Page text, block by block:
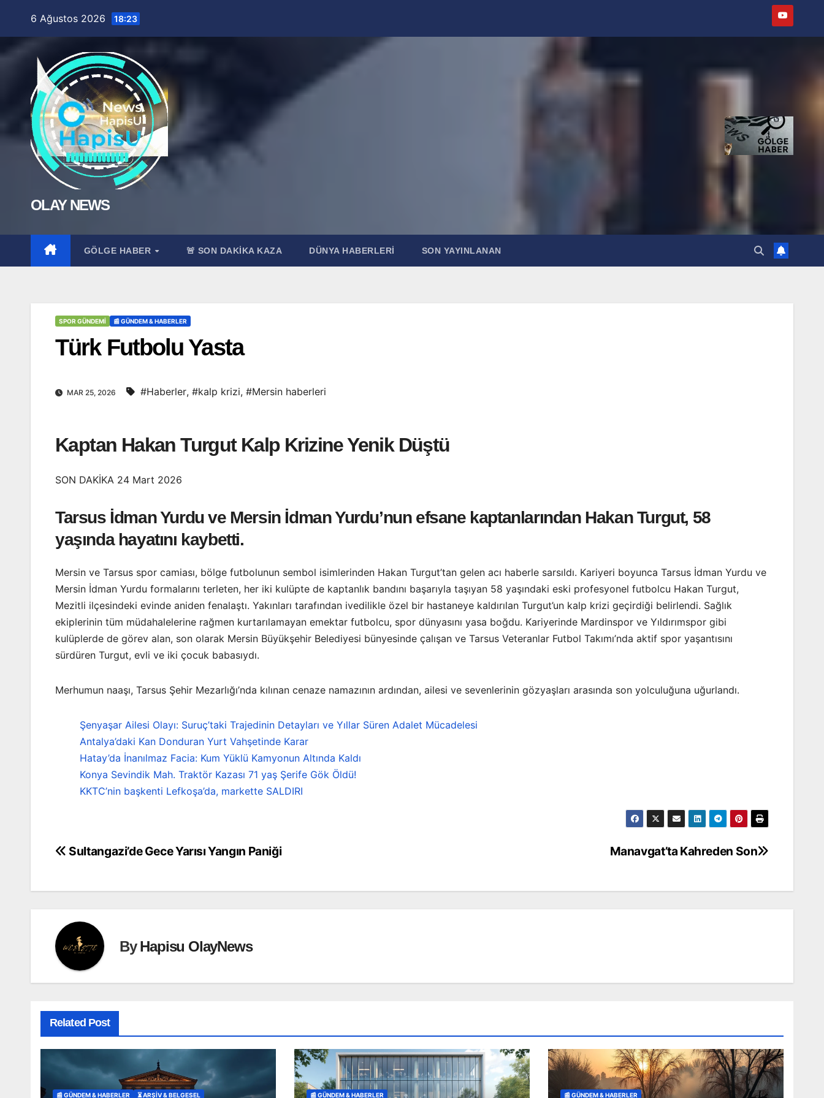
6 Ağustos 2026 18:23
OLAY NEWS
GÖLGE HABER 🚨 SON DAKİKA KAZA DÜNYA HABERLERI SON YAYINLANAN
SPOR GÜNDEMI 📰 GÜNDEM & HABERLER
Türk Futbolu Yasta
MAR 25, 2026 #Haberler, #kalp krizi, #Mersin haberleri
Kaptan Hakan Turgut Kalp Krizine Yenik Düştü
SON DAKİKA 24 Mart 2026
Tarsus İdman Yurdu ve Mersin İdman Yurdu’nun efsane kaptanlarından Hakan Turgut, 58
yaşında hayatını kaybetti.
Mersin ve Tarsus spor camiası, bölge futbolunun sembol isimlerinden Hakan Turgut’tan gelen acı haberle sarsıldı. Kariyeri boyunca Tarsus İdman Yurdu ve
Mersin İdman Yurdu formalarını terleten, her iki kulüpte de kaptanlık bandını başarıyla taşıyan 58 yaşındaki eski profesyonel futbolcu Hakan Turgut,
Mezitli ilçesindeki evinde aniden fenalaştı. Yakınları tarafından ivedilikle özel bir hastaneye kaldırılan Turgut’un kalp krizi geçirdiği belirlendi. Sağlık
ekiplerinin tüm müdahalelerine rağmen kurtarılamayan emektar futbolcu, spor dünyasını yasa boğdu. Kariyerinde Mardinspor ve Yıldırımspor gibi
kulüplerde de görev alan, son olarak Mersin Büyükşehir Belediyesi bünyesinde çalışan ve Tarsus Veteranlar Futbol Takımı’nda aktif spor yaşantısını
sürdüren Turgut, evli ve iki çocuk babasıydı.
Merhumun naaşı, Tarsus Şehir Mezarlığı’nda kılınan cenaze namazının ardından, ailesi ve sevenlerinin gözyaşları arasında son yolculuğuna uğurlandı.
Şenyaşar Ailesi Olayı: Suruç’taki Trajedinin Detayları ve Yıllar Süren Adalet Mücadelesi
Antalya’daki Kan Donduran Yurt Vahşetinde Karar
Hatay’da İnanılmaz Facia: Kum Yüklü Kamyonun Altında Kaldı
Konya Sevindik Mah. Traktör Kazası 71 yaş Şerife Gök Öldü!
KKTC’nin başkenti Lefkoşa’da, markette SALDIRI
Yazı
Manavgat’ta Kahreden Son
Sultangazi’de Gece Yarısı Yangın Paniği
ByHapisu OlayNews
Related Post
📰 GÜNDEM & HABERLER ⏳ ARŞİV & BELGESEL 📰 GÜNDEM & HABERLER 📰 GÜNDEM & HABERLER